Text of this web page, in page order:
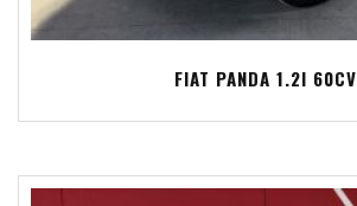
FIAT PANDA 1.2I 60CV